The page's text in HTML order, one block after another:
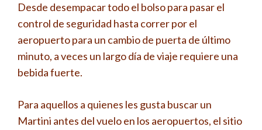
Desde desempacar todo el bolso para pasar el
control de seguridad hasta correr por el
aeropuerto para un cambio de puerta de último
minuto, a veces un largo día de viaje requiere una
bebida fuerte.
Para aquellos a quienes les gusta buscar un
Martini antes del vuelo en los aeropuertos, el sitio